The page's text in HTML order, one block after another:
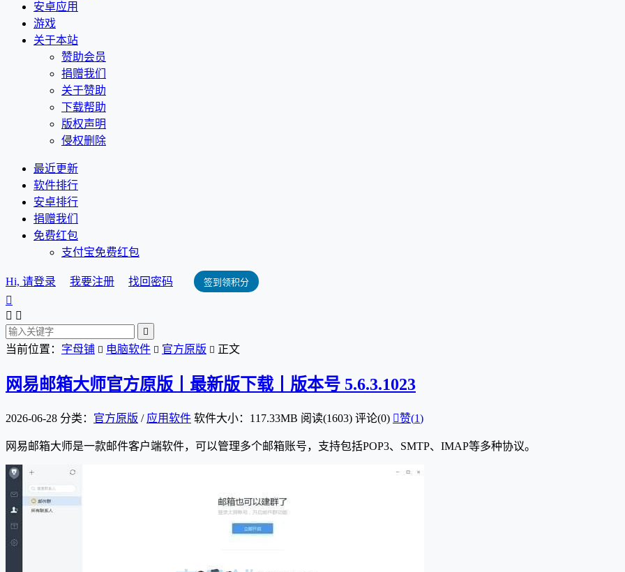
安卓应用
游戏
关于本站
赞助会员
捐赠我们
关于赞助
下载帮助
版权声明
侵权删除
最近更新
软件排行
安卓排行
捐赠我们
免费红包
支付宝免费红包
Hi, 请登录 我要注册 找回密码 签到领积分

 

当前位置： 字母铺  电脑软件  官方原版  正文
网易邮箱大师官方原版丨最新版下载丨版本号 5.6.3.1023
2026-06-28 分类： 官方原版 / 应用软件 软件大小：117.33MB 阅读(1603) 评论(0) 赞(1)
网易邮箱大师是一款邮件客户端软件，可以管理多个邮箱账号，支持包括POP3、SMTP、IMAP等多种协议。